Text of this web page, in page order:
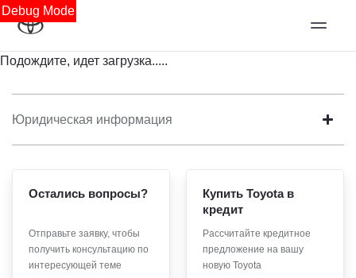
Debug Mode
Подождите, идет загрузка.....
Юридическая информация
Остались вопросы?
Отправьте заявку, чтобы
получить консультацию по
интересующей теме
Купить Toyota в
кредит
Рассчитайте кредитное
предложение на вашу
новую Toyota